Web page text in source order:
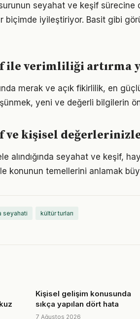
seyahat ve keşif sürecine
biçimde iyileştiriyor. Basit gibi
ile verimliliği artırma
merak ve açık fikirlilik, en
yeni ve değerli bilgilerin
ve kişisel
alındığında seyahat ve keşif,
konunun temellerini anlamak
seyahati kültür turları
Kişisel gelişim konusunda
sıkça yapılan dört hata
7 Ağustos 2026